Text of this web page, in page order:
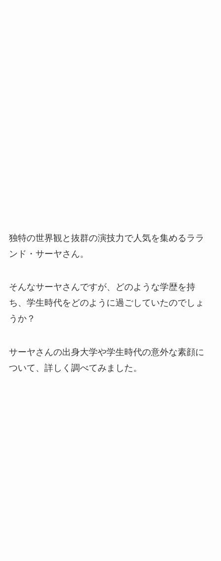
独特の世界観と抜群の演技力で人気を集めるララ
ンド・サーヤさん。
そんなサーヤさんですが、どのような学歴を持
ち、学生時代をどのように過ごしていたのでしょ
うか？
サーヤさんの出身大学や学生時代の意外な素顔に
ついて、詳しく調べてみました。